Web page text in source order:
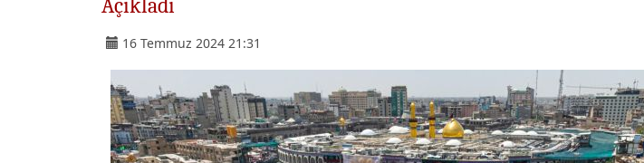
Açıkladı
16 Temmuz 2024 21:31